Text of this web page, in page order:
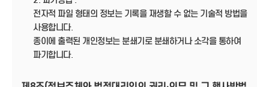
전자적 파일 형태의 정보는 기록을 재생할 수 없는 기술적 방법을
사용합니다.
종이에 출력된 개인정보는 분쇄기로 분쇄하거나 소각을 통하여
파기합니다.